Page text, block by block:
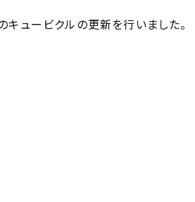
キュービクルの更新を行いました。